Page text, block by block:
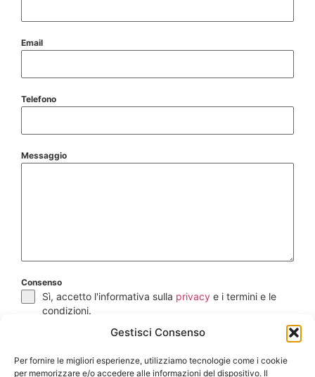
Gestisci Consenso
Per fornire le migliori esperienze, utilizziamo tecnologie come i cookie
per memorizzare e/o accedere alle informazioni del dispositivo. Il
Email
Telefono
Messaggio
Consenso
Sì, accetto l'informativa sulla privacy e i termini e le
condizioni.